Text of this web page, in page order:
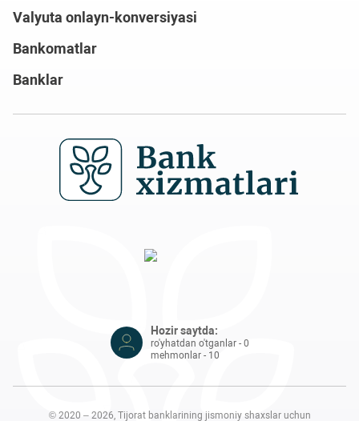
Valyuta onlayn-konversiyasi
Bankomatlar
Banklar
Hozir saytda:
ro'yhatdan o'tganlar - 0
mehmonlar - 10
© 2020 – 2026, Tijorat banklarining jismoniy shaxslar uchun